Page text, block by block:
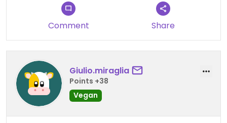
Comment Share
Giulio.miraglia
Points +38
Vegan